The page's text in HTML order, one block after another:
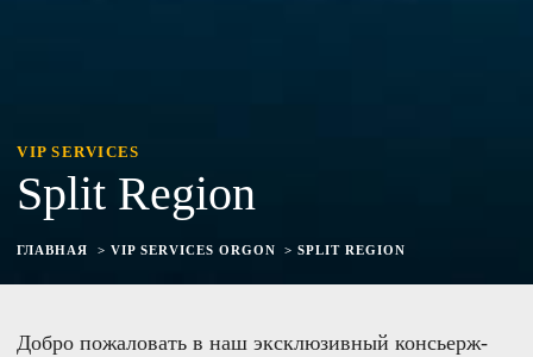
VIP SERVICES
Split Region
ГЛАВНАЯ VIP SERVICES ORGON SPLIT REGION
Добро пожаловать в наш эксклюзивный консьерж-